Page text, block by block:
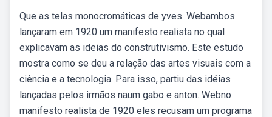
Que as telas monocromáticas de yves. Webambos
lançaram em 1920 um manifesto realista no qual
explicavam as ideias do construtivismo. Este estudo
mostra como se deu a relação das artes visuais com a
ciência e a tecnologia. Para isso, partiu das idéias
lançadas pelos irmãos naum gabo e anton. Webno
manifesto realista de 1920 eles recusam um programa